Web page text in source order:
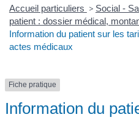
Accueil particuliers > Social -
patient : dossier médical,
Information du patient sur les
actes médicaux
Fiche pratique
Information du